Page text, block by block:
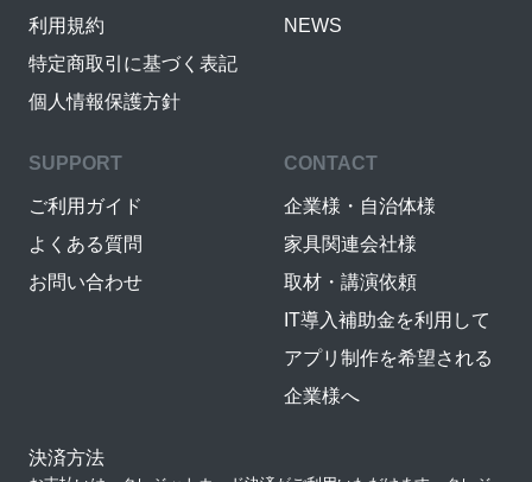
利用規約
特定商取引に基づく表記
個人情報保護方針
NEWS
SUPPORT
ご利用ガイド
よくある質問
お問い合わせ
CONTACT
企業様・自治体様
家具関連会社様
取材・講演依頼
IT導入補助金を利用して
アプリ制作を希望される
企業様へ
決済方法